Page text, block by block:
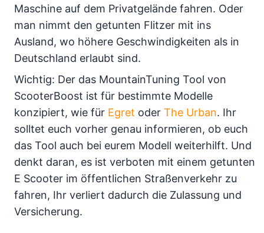
Maschine auf dem Privatgelände fahren. Oder
man nimmt den getunten Flitzer mit ins
Ausland, wo höhere Geschwindigkeiten als in
Deutschland erlaubt sind.
Wichtig: Der das MountainTuning Tool von
ScooterBoost ist für bestimmte Modelle
konzipiert, wie für Egret oder The Urban. Ihr
solltet euch vorher genau informieren, ob euch
das Tool auch bei eurem Modell weiterhilft. Und
denkt daran, es ist verboten mit einem getunten
E Scooter im öffentlichen Straßenverkehr zu
fahren, Ihr verliert dadurch die Zulassung und
Versicherung.